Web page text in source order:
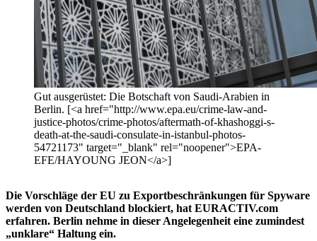
Gut ausgerüstet: Die Botschaft von Saudi-Arabien in
Berlin. [<a href="http://www.epa.eu/crime-law-and-
justice-photos/crime-photos/aftermath-of-khashoggi-s-
death-at-the-saudi-consulate-in-istanbul-photos-
54721173" target="_blank" rel="noopener">EPA-
EFE/HAYOUNG JEON</a>]
Die Vorschläge der EU zu Exportbeschränkungen für Spyware
werden von Deutschland blockiert, hat EURACTIV.com
erfahren. Berlin nehme in dieser Angelegenheit eine zumindest
„unklare“ Haltung ein.